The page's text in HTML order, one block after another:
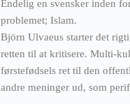
Endelig en svensker inden
problemet; Islam.
Björn Ulvaeus starter det
retten til at kritisere. Multi-
førstefødsels ret til den
andre meninger ud, som